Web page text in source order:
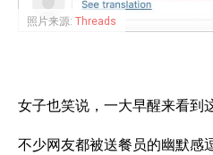
照片来源: Threads
女子也笑说，一大早醒来看到
不少网友都被送餐员的幽默感